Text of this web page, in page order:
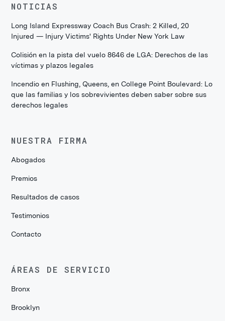
NOTICIAS
Long Island Expressway Coach Bus Crash: 2 Killed, 20
Injured — Injury Victims' Rights Under New York Law
Colisión en la pista del vuelo 8646 de LGA: Derechos de las
víctimas y plazos legales
Incendio en Flushing, Queens, en College Point Boulevard: Lo
que las familias y los sobrevivientes deben saber sobre sus
derechos legales
NUESTRA FIRMA
Abogados
Premios
Resultados de casos
Testimonios
Contacto
ÁREAS DE SERVICIO
Bronx
Brooklyn